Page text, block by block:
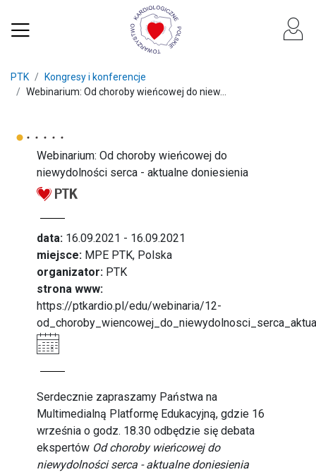
PTK
Kongresy i konferencje
Webinarium: Od choroby wieńcowej do niew...
Webinarium: Od choroby wieńcowej do
niewydolności serca - aktualne doniesienia
data: 16.09.2021 - 16.09.2021
miejsce: MPE PTK, Polska
organizator: PTK
strona www:
https://ptkardio.pl/edu/webinaria/12-
Serdecznie zapraszamy Państwa na
Multimedialną Platformę Edukacyjną, gdzie 16
września o godz. 18.30 odbędzie się debata
ekspertów Od choroby wieńcowej do
niewydolności serca - aktualne doniesienia